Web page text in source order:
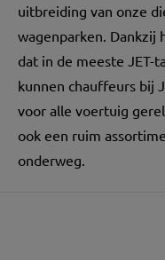
uitbreiding van onze
wagenparken. Dankzij
dat in de meeste JET-
kunnen chauffeurs bij
voor alle voertuig
ook een ruim
onderweg.